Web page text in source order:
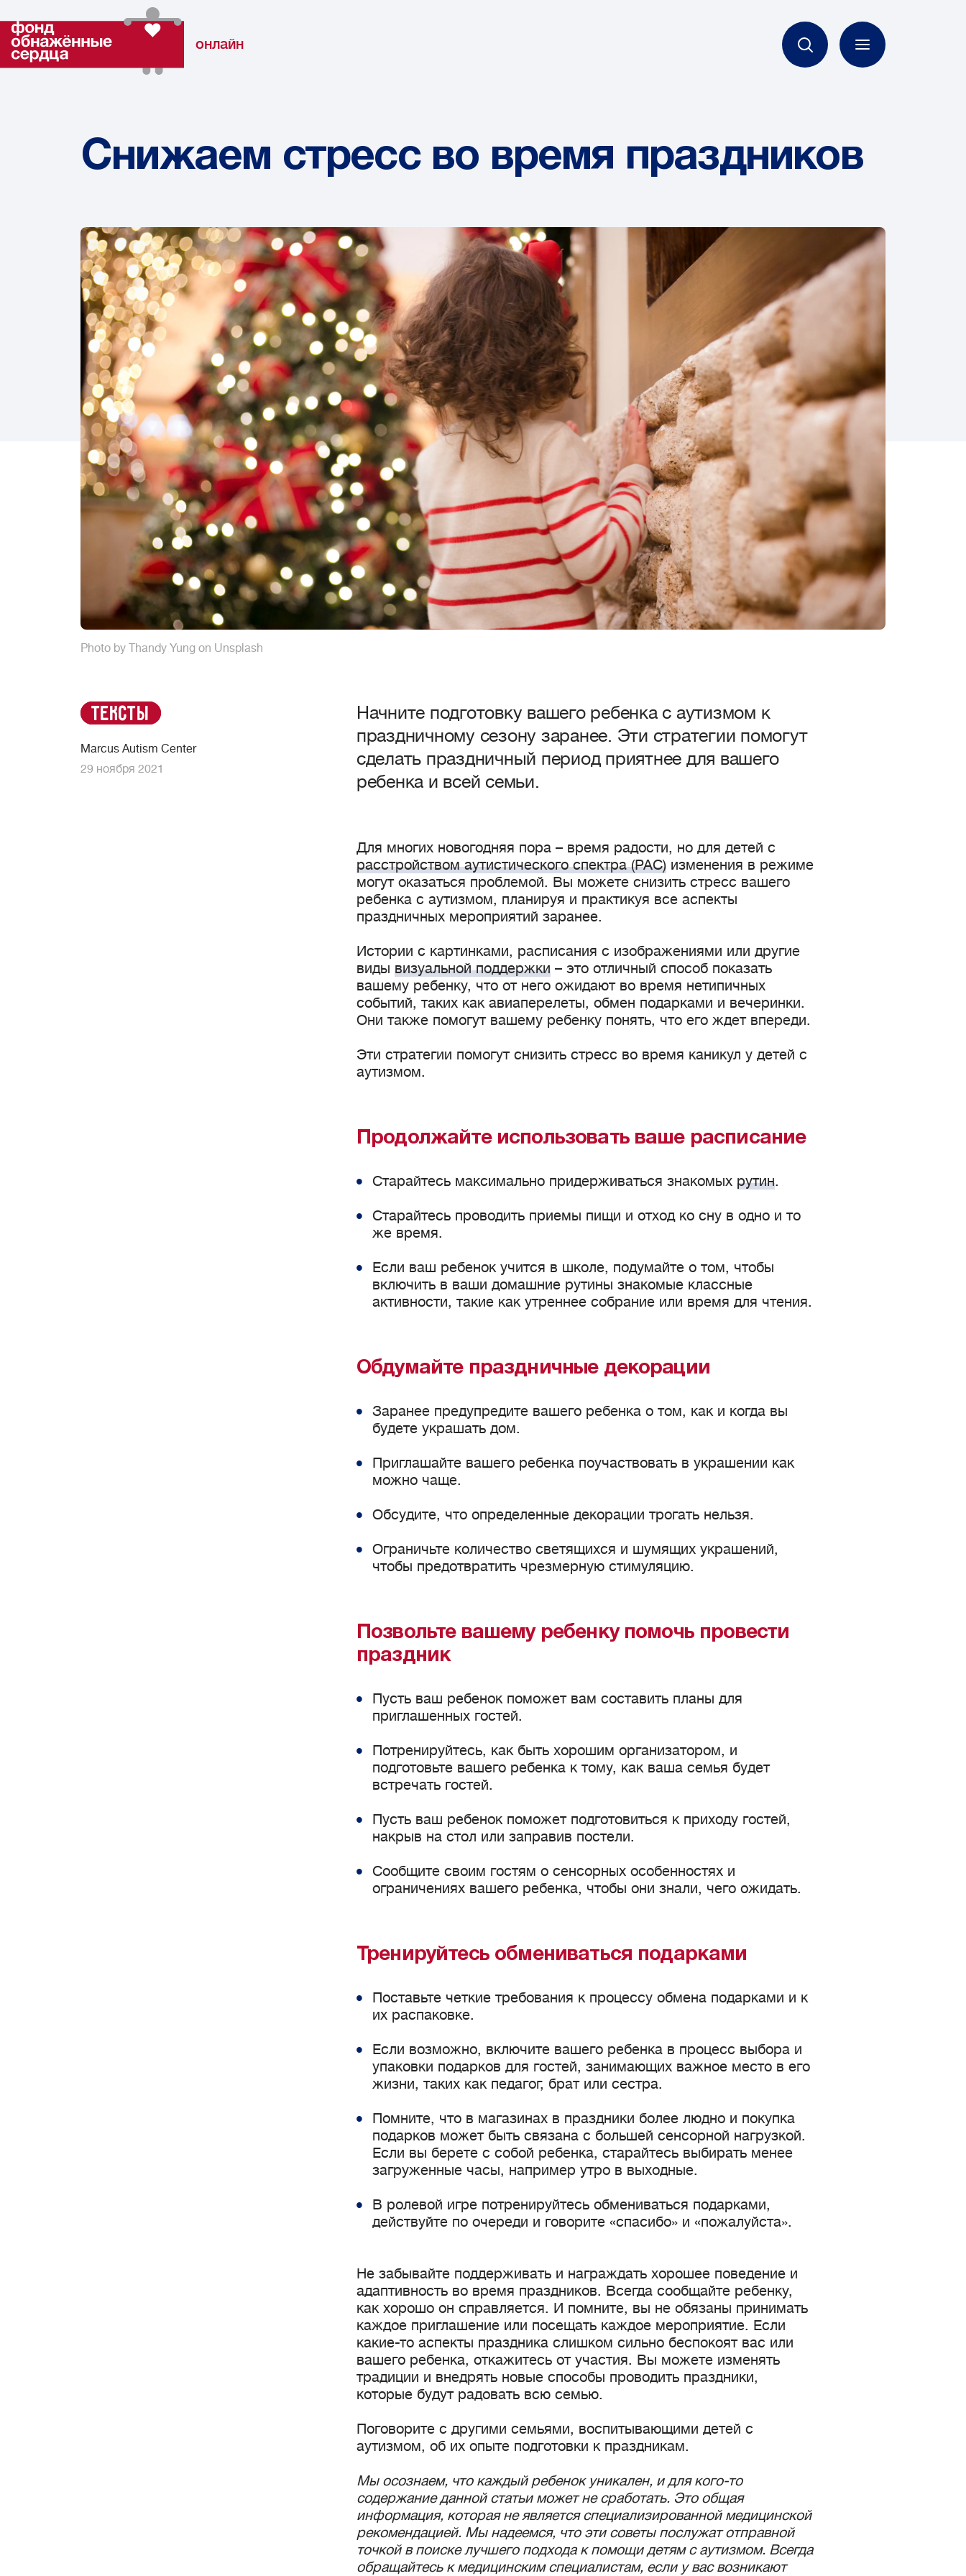
онлайн
Снижаем стресс во время праздников
Photo by Thandy Yung on Unsplash
Тексты
Marcus Autism Center
29 ноября 2021
Начните подготовку вашего ребенка с аутизмом к
праздничному сезону заранее. Эти стратегии помогут
сделать праздничный период приятнее для вашего
ребенка и всей семьи.
Для многих новогодняя пора – время радости, но для детей с
расстройством аутистического спектра (РАС) изменения в режиме
могут оказаться проблемой. Вы можете снизить стресс вашего
ребенка с аутизмом, планируя и практикуя все аспекты
праздничных мероприятий заранее.
Истории с картинками, расписания с изображениями или другие
виды визуальной поддержки – это отличный способ показать
вашему ребенку, что от него ожидают во время нетипичных
событий, таких как авиаперелеты, обмен подарками и вечеринки.
Они также помогут вашему ребенку понять, что его ждет впереди.
Эти стратегии помогут снизить стресс во время каникул у детей с
аутизмом.
Продолжайте использовать ваше расписание
Старайтесь максимально придерживаться знакомых рутин.
Старайтесь проводить приемы пищи и отход ко сну в одно и то
же время.
Если ваш ребенок учится в школе, подумайте о том, чтобы
включить в ваши домашние рутины знакомые классные
активности, такие как утреннее собрание или время для чтения.
Обдумайте праздничные декорации
Заранее предупредите вашего ребенка о том, как и когда вы
будете украшать дом.
Приглашайте вашего ребенка поучаствовать в украшении как
можно чаще.
Обсудите, что определенные декорации трогать нельзя.
Ограничьте количество светящихся и шумящих украшений,
чтобы предотвратить чрезмерную стимуляцию.
Позвольте вашему ребенку помочь провести
праздник
Пусть ваш ребенок поможет вам составить планы для
приглашенных гостей.
Потренируйтесь, как быть хорошим организатором, и
подготовьте вашего ребенка к тому, как ваша семья будет
встречать гостей.
Пусть ваш ребенок поможет подготовиться к приходу гостей,
накрыв на стол или заправив постели.
Сообщите своим гостям о сенсорных особенностях и
ограничениях вашего ребенка, чтобы они знали, чего ожидать.
Тренируйтесь обмениваться подарками
Поставьте четкие требования к процессу обмена подарками и к
их распаковке.
Если возможно, включите вашего ребенка в процесс выбора и
упаковки подарков для гостей, занимающих важное место в его
жизни, таких как педагог, брат или сестра.
Помните, что в магазинах в праздники более людно и покупка
подарков может быть связана с большей сенсорной нагрузкой.
Если вы берете с собой ребенка, старайтесь выбирать менее
загруженные часы, например утро в выходные.
В ролевой игре потренируйтесь обмениваться подарками,
действуйте по очереди и говорите «спасибо» и «пожалуйста».
Не забывайте поддерживать и награждать хорошее поведение и
адаптивность во время праздников. Всегда сообщайте ребенку,
как хорошо он справляется. И помните, вы не обязаны принимать
каждое приглашение или посещать каждое мероприятие. Если
какие-то аспекты праздника слишком сильно беспокоят вас или
вашего ребенка, откажитесь от участия. Вы можете изменять
традиции и внедрять новые способы проводить праздники,
которые будут радовать всю семью.
Поговорите с другими семьями, воспитывающими детей с
аутизмом, об их опыте подготовки к праздникам.
Мы осознаем, что каждый ребенок уникален, и для кого-то
содержание данной статьи может не сработать. Это общая
информация, которая не является специализированной медицинской
рекомендацией. Мы надеемся, что эти советы послужат отправной
точкой в поиске лучшего подхода к помощи детям с аутизмом. Всегда
обращайтесь к медицинским специалистам, если у вас возникают